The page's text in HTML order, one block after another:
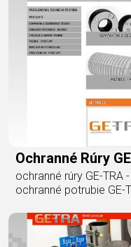
Ochranné Rúry
ochranné rúry GE-TRA
ochranné potrubie GE-